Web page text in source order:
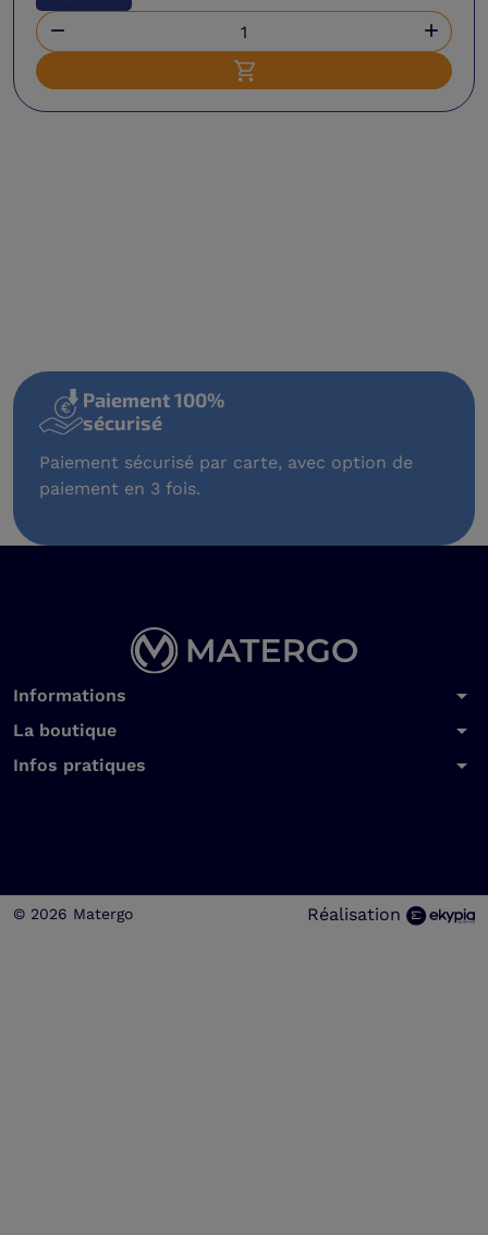
 
Ajouter au panier
Paiement 100%
sécurisé
Paiement sécurisé par carte, avec option de
paiement en 3 fois.
Informations arrow_drop_down
La boutique arrow_drop_down
Infos pratiques arrow_drop_down
© 2026 Matergo Réalisation